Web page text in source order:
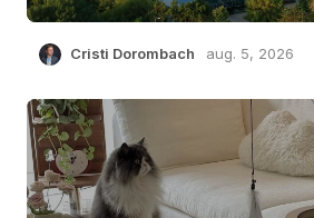
Cristi Dorombach aug. 5, 2026